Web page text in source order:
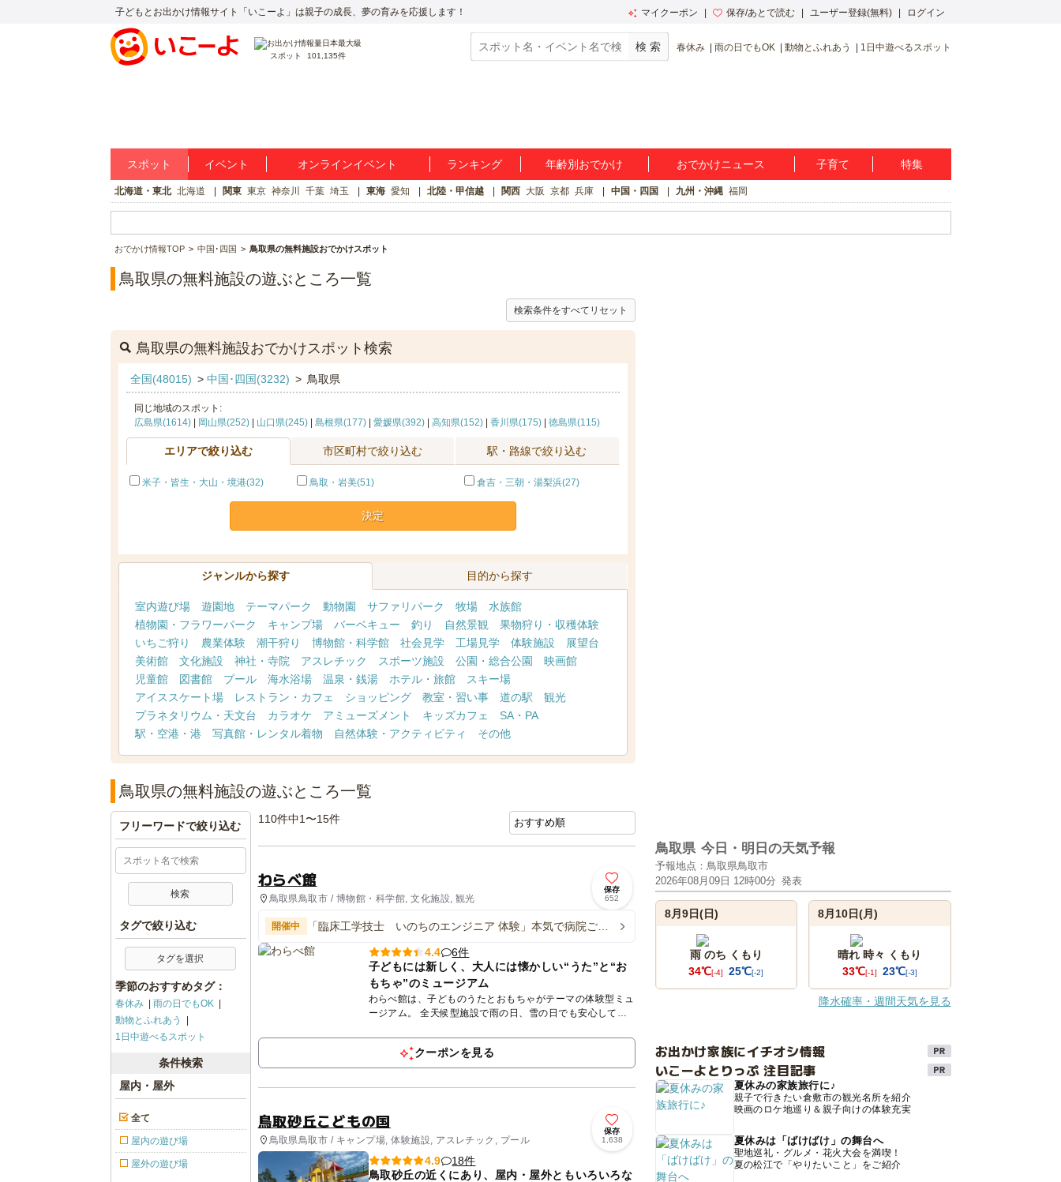
子どもとお出かけ情報サイト「いこーよ」は親子の成長、夢の育みを応援します！ マイクーポン 保存/あとで読む ユーザー登録(無料) ログイン
スポット 101,135件
春休み 雨の日でもOK 動物とふれあう 1日中遊べるスポット
スポット イベント オンラインイベント ランキング 年齢別おでかけ おでかけニュース 子育て 特集
北海道・東北 北海道 関東 東京 神奈川 千葉 埼玉 東海 愛知 北陸・甲信越 関西 大阪 京都 兵庫 中国・四国 九州・沖縄 福岡
おでかけ情報TOP 中国･四国 鳥取県の無料施設おでかけスポット
鳥取県の無料施設の遊ぶところ一覧
検索条件をすべてリセット
鳥取県の無料施設おでかけスポット検索
全国(48015) > 中国･四国(3232) > 鳥取県
同じ地域のスポット:
広島県(1614)| 岡山県(252)| 山口県(245)| 島根県(177)| 愛媛県(392)| 高知県(152)| 香川県(175)| 徳島県(115)
エリアで絞り込む 市区町村で絞り込む 駅・路線で絞り込む
米子・皆生・大山・境港(32) 鳥取・岩美(51) 倉吉・三朝・湯梨浜(27)
決定
ジャンルから探す 目的から探す
室内遊び場 遊園地 テーマパーク 動物園 サファリパーク 牧場
水族館
植物園・フラワーパーク
キャンプ場 バーベキュー 釣り 自然景観
果物狩り・収穫体験
いちご狩り
農業体験 潮干狩り 博物館・科学館 社会見学 工場見学 体験施設
展望台
美術館
文化施設 神社・寺院 アスレチック スポーツ施設 公園・総合公園
映画館
児童館
図書館 プール 海水浴場 温泉・銭湯 ホテル・旅館
スキー場
アイススケート場
レストラン・カフェ ショッピング 教室・習い事 道の駅
観光
プラネタリウム・天文台
カラオケ アミューズメント キッズカフェ
SA・PA
駅・空港・港
写真館・レンタル着物 自然体験・アクティビティ その他
鳥取県の無料施設の遊ぶところ一覧
110件中1〜15件
わらべ館
鳥取県鳥取市 / 博物館・科学館, 文化施設, 観光
保存
652
開催中
「臨床工学技士 いのちのエンジニア 体験」本気で病院ごっ
こしよう
4.4
6件
子どもには新しく、大人には懐かしい“うた”と“お
もちゃ”のミュージアム
わらべ館は、子どものうたとおもちゃがテーマの体験型ミュ
ージアム。 全天候型施設で雨の日、雪の日でも安心して遊
代のアニ...
クーポンを見る
鳥取砂丘こどもの国
鳥取県鳥取市 / キャンプ場, 体験施設, アスレチック, プール
保存
1,638
4.9
18件
鳥取砂丘の近くにあり、屋内・屋外ともいろいろな
フリーワードで絞り込む
タグで絞り込む
タグを選択
季節のおすすめタグ：
春休み
雨の日でもOK
動物とふれあう
1日中遊べるスポット
条件検索
屋内・屋外
全て
屋内の遊び場
屋外の遊び場
鳥取県 今日・明日の天気予報
予報地点：鳥取県鳥取市
2026年08月09日 12時00分 発表
8月9日(日)
雨 のち くもり
34℃[-4] 25℃[-2]
8月10日(月)
晴れ 時々 くもり
33℃[-1] 23℃[-3]
降水確率・週間天気を見る
お出かけ家族にイチオシ情報
いこーよとりっぷ 注目記事
夏休みの家族旅行に♪
親子で行きたい倉敷市の観光名所を紹介
映画のロケ地巡り＆親子向けの体験充実
夏休みは「ばけばけ」の舞台へ
聖地巡礼・グルメ・花火大会を満喫！
夏の松江で「やりたいこと」をご紹介